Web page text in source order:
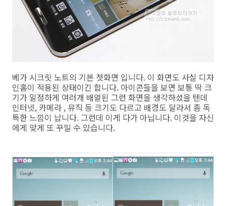
베가 시크릿 노트의 기본 첫화면 입니다. 이 화면도 사실 디자
인홈이 적용된 상태이긴 합니다. 아이콘들을 보면 보통 딱 크
기가 일정하게 여러개 배열된 그런 화면을 생각하셨을 텐데
인터넷, 카메라 , 뮤직 등 크기도 다르고 배경도 달라서 좀 독
특한 느낌이 납니다. 그런데 이게 다가 아닙니다. 이것을 자신
에게 맞게 또 꾸밀 수 있습니다.